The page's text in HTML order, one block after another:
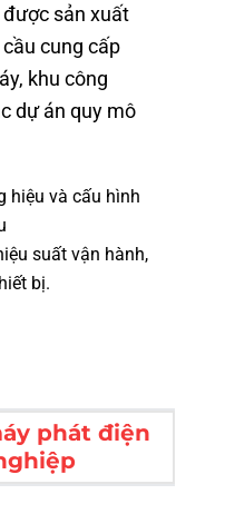
sản xuất
cung cấp
khu công
dự án quy mô
hiệu và cấu hình
suất vận hành,
bị.
phát điện